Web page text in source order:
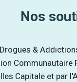
Nos
&
Communautaire
Capitale et par